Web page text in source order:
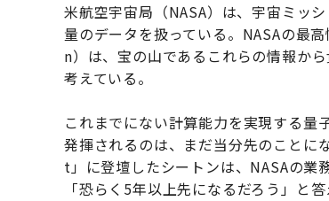
米航空宇宙局（NASA）は、宇宙ミッ
量のデータを扱っている。NASAの最
n）は、宝の山であるこれらの情報か
考えている。
これまでにない計算能力を実現する量
発揮されるのは、まだ当分先のことに
t」に登壇したシートンは、NASAの業
「恐らく5年以上先になるだろう」と答